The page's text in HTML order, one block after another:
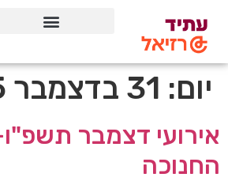
יום: 31 בדצמבר 2025
אירועי דצמבר
החנוכה